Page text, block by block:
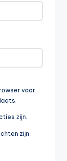
voor
zijn.
zijn.